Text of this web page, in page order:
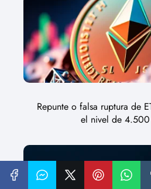
Repunte o falsa ruptura de
el nivel de